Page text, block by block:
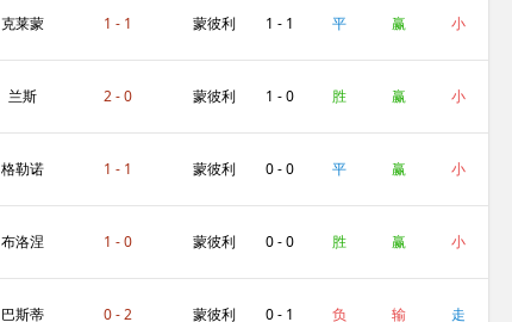
克 埃
克莱蒙 1 - 1 蒙彼利
埃
1 - 1 平 赢 小
兰斯 2 - 0 蒙彼利
埃
1 - 0 胜 赢 小
格勒诺
布尔
1 - 1 蒙彼利
埃
0 - 0 平 赢 小
布洛涅 1 - 0 蒙彼利
埃
0 - 0 胜 赢 小
巴斯蒂 0 - 2 蒙彼利 0 - 1 负 输 走